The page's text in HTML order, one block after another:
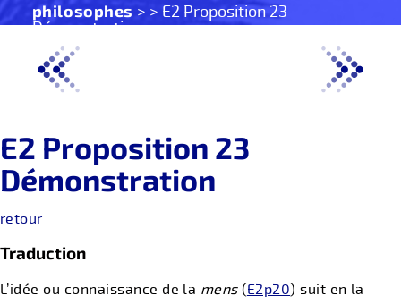
philosophes > > E2 Proposition 23
Démonstration
E2 Proposition 23
Démonstration
retour
Traduction
L’idée ou connaissance de la mens(E2p20) suit en la